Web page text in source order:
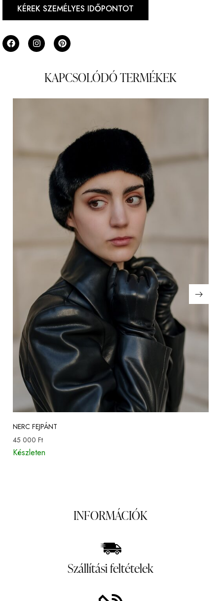
KÉREK SZEMÉLYES IDŐPONTOT
KAPCSOLÓDÓ TERMÉKEK
NERC FEJPÁNT
45 000 Ft
Készleten
INFORMÁCIÓK
Szállítási feltételek